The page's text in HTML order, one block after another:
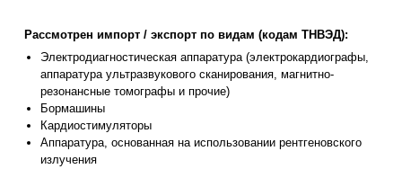
Рассмотрен импорт / экспорт по видам (кодам ТНВЭД):
Электродиагностическая аппаратура (электрокардиографы,
аппаратура ультразвукового сканирования, магнитно-
резонансные томографы и прочие)
Бормашины
Кардиостимуляторы
Аппаратура, основанная на использовании рентгеновского
излучения